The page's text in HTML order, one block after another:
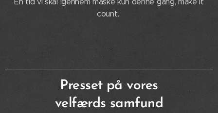
count.
Presset på vores
velfærds samfund